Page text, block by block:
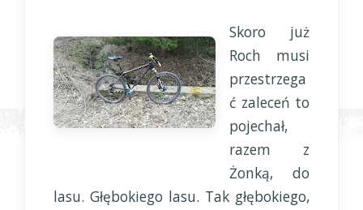
Skoro już
Roch musi
przestrzega
ć zaleceń to
pojechał,
razem z
Żonką, do
lasu. Głębokiego lasu. Tak głębokiego,